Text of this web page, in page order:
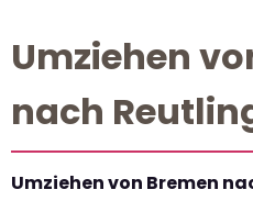
Umziehen
nach
Umziehen von Bremen